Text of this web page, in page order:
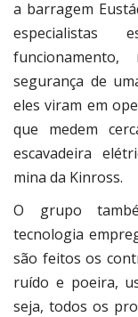
a barragem
especialistas
segurança de
eles viram em
que medem
escavadeira
mina da Kinross.
O grupo
tecnologia
são feitos os
ruído e poeira,
seja, todos os